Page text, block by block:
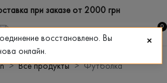
при заказе от 2000 грн
0
Все продукты Футболка
восстановлено. Вы
онлайн.